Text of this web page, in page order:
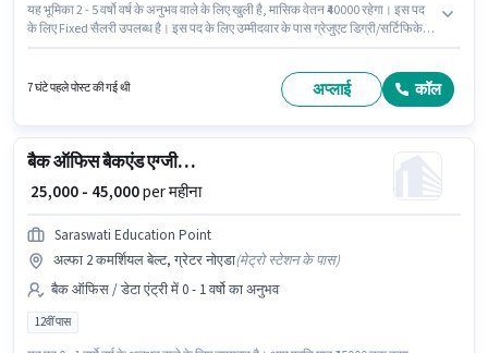
यह भूमिका 2 - 5 वर्षो वर्ष के अनुभव वाले के लिए खुली है, मासिक वेतन ₹40000 रहेगा। इस पद
के लिए Fixed सैलरी उपलब्ध है। इस पद के लिए उम्मीदवार के पास ग्रेजुएट डिग्री/सर्टिफिकेट
असिस्टेंट पद के लिए सक्रिय रूप से हायर कर रहा है।
7 घंटे पहले पोस्ट की गई थी अप्लाई कॉल
बैक ऑफिस बैकएंड एग्जीक्यूटिव
₹ 25,000 - 45,000per महीना
Saraswati Education Point
अल्फा 2 कमर्शियल बेल्ट, ग्रेटर नोएडा(मेट्रो स्टेशन के पास)
बैक ऑफिस / डेटा एंट्री में 0 - 1 वर्षो का अनुभव
12वीं पास